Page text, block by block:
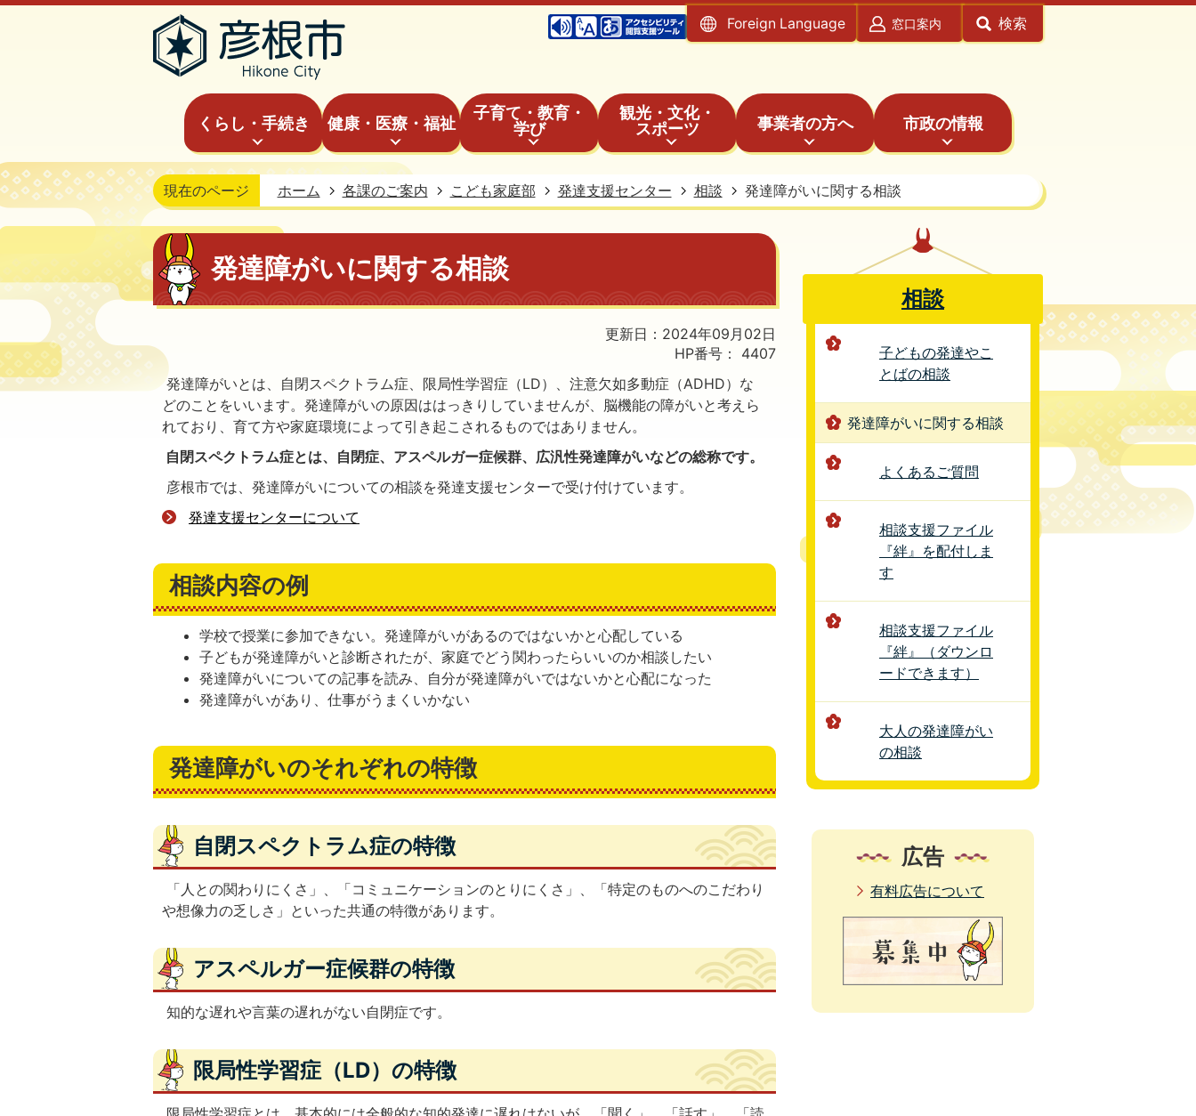
Foreign Language 窓口案内 検索
くらし・手続き 健康・医療・福祉
子育て・教育・
学び
観光・文化・
スポーツ
事業者の方へ 市政の情報
現在のページ ホーム 各課のご案内 こども家庭部 発達支援センター 相談 発達障がいに関する相談
発達障がいに関する相談
更新日：2024年09月02日
HP番号：
4407
発達障がいとは、自閉スペクトラム症、限局性学習症（LD）、注意欠如多動症（ADHD）な
どのことをいいます。発達障がいの原因ははっきりしていませんが、脳機能の障がいと考えら
れており、育て方や家庭環境によって引き起こされるものではありません。
自閉スペクトラム症とは、自閉症、アスペルガー症候群、広汎性発達障がいなどの総称です。
彦根市では、発達障がいについての相談を発達支援センターで受け付けています。
発達支援センターについて
相談内容の例
学校で授業に参加できない。発達障がいがあるのではないかと心配している
子どもが発達障がいと診断されたが、家庭でどう関わったらいいのか相談したい
発達障がいについての記事を読み、自分が発達障がいではないかと心配になった
発達障がいがあり、仕事がうまくいかない
発達障がいのそれぞれの特徴
自閉スペクトラム症の特徴
「人との関わりにくさ」、「コミュニケーションのとりにくさ」、「特定のものへのこだわり
や想像力の乏しさ」といった共通の特徴があります。
アスペルガー症候群の特徴
知的な遅れや言葉の遅れがない自閉症です。
限局性学習症（LD）の特徴
相談
子どもの発達やこ
とばの相談
発達障がいに関する相談
よくあるご質問
相談支援ファイル
『絆』を配付しま
す
相談支援ファイル
『絆』（ダウンロ
ードできます）
大人の発達障がい
の相談
広告
有料広告について